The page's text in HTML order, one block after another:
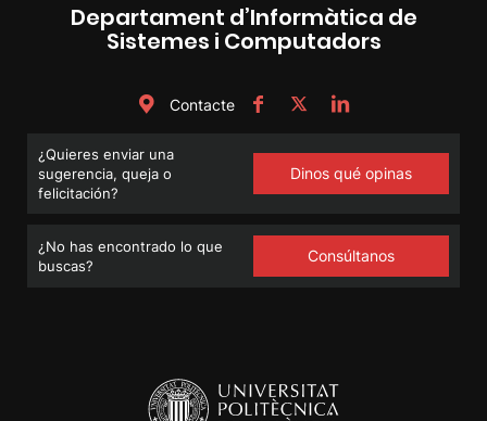
Departament d’Informàtica de
Sistemes i Computadors
Contacte
¿Quieres enviar una
sugerencia, queja o
felicitación?
Dinos qué opinas
¿No has encontrado lo que
buscas?
Consúltanos